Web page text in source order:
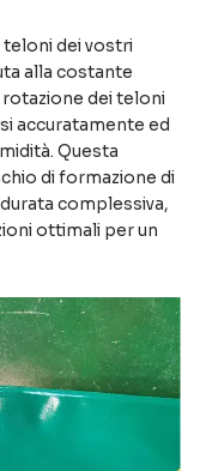
dei vostri
alla costante
dei teloni
accuratamente ed
Questa
di formazione di
complessiva,
ottimali per un